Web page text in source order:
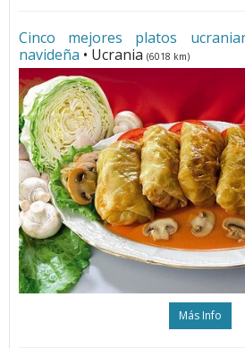
Cinco mejores platos
navideña • Ucrania (6018 km)
Más Info